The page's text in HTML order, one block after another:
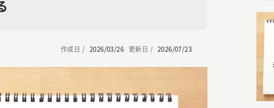
作成日 / 2026/03/26 更新日 / 2026/07/23